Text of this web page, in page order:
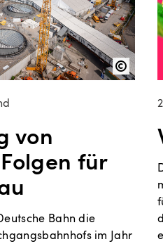
von
für
Bahn die
im Jahr